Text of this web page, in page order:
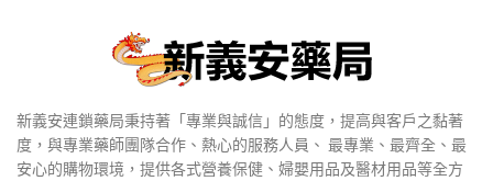
新義安連鎖藥局秉持著「專業與誠信」的態度，提高與客戶之黏著
度，與專業藥師團隊合作、熱心的服務人員、 最專業、最齊全、最
安心的購物環境，提供各式營養保健、婦嬰用品及醫材用品等全方